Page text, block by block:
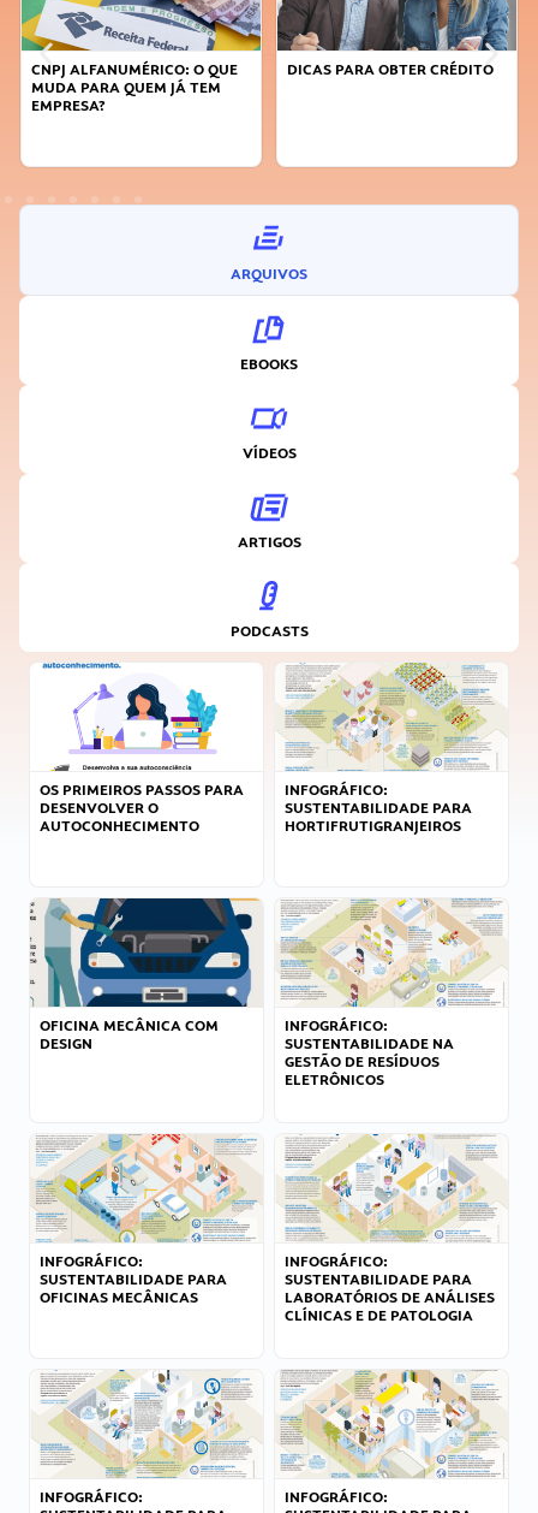
DICAS PARA OBTER CRÉDITO
FAÇA A DIFERENÇA: SEJA
ARQUIVOS
EBOOKS
VÍDEOS
ARTIGOS
PODCASTS
OS PRIMEIROS PASSOS PARA
DESENVOLVER O
AUTOCONHECIMENTO
INFOGRÁFICO:
SUSTENTABILIDADE PARA
HORTIFRUTIGRANJEIROS
OFICINA MECÂNICA COM
DESIGN
INFOGRÁFICO:
SUSTENTABILIDADE NA
GESTÃO DE RESÍDUOS
ELETRÔNICOS
INFOGRÁFICO:
SUSTENTABILIDADE PARA
OFICINAS MECÂNICAS
INFOGRÁFICO:
SUSTENTABILIDADE PARA
LABORATÓRIOS DE ANÁLISES
CLÍNICAS E DE PATOLOGIA
INFOGRÁFICO:
INFOGRÁFICO: